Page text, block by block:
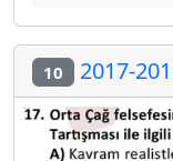
10 2017-